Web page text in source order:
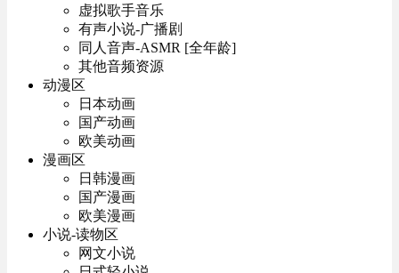
虚拟歌手音乐
有声小说-广播剧
同人音声-ASMR [全年龄]
其他音频资源
动漫区
日本动画
国产动画
欧美动画
漫画区
日韩漫画
国产漫画
欧美漫画
小说-读物区
网文小说